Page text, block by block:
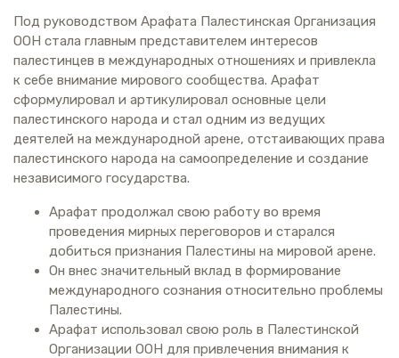
Под руководством Арафата Палестинская Организация
ООН стала главным представителем интересов
палестинцев в международных отношениях и привлекла
к себе внимание мирового сообщества. Арафат
сформулировал и артикулировал основные цели
палестинского народа и стал одним из ведущих
деятелей на международной арене, отстаивающих права
палестинского народа на самоопределение и создание
независимого государства.
Арафат продолжал свою работу во время
проведения мирных переговоров и старался
добиться признания Палестины на мировой арене.
Он внес значительный вклад в формирование
международного сознания относительно проблемы
Палестины.
Арафат использовал свою роль в Палестинской
Организации ООН для привлечения внимания к